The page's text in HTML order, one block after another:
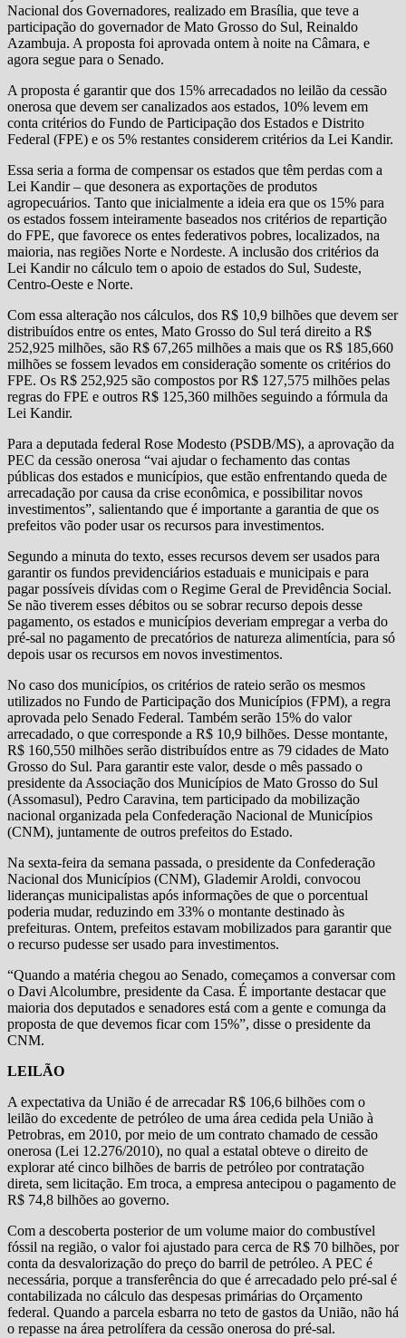
Nacional dos Governadores, realizado em Brasília, que teve a
participação do governador de Mato Grosso do Sul, Reinaldo
Azambuja. A proposta foi aprovada ontem à noite na Câmara, e
agora segue para o Senado.
A proposta é garantir que dos 15% arrecadados no leilão da cessão
onerosa que devem ser canalizados aos estados, 10% levem em
conta critérios do Fundo de Participação dos Estados e Distrito
Federal (FPE) e os 5% restantes considerem critérios da Lei Kandir.
Essa seria a forma de compensar os estados que têm perdas com a
Lei Kandir – que desonera as exportações de produtos
agropecuários. Tanto que inicialmente a ideia era que os 15% para
os estados fossem inteiramente baseados nos critérios de repartição
do FPE, que favorece os entes federativos pobres, localizados, na
maioria, nas regiões Norte e Nordeste. A inclusão dos critérios da
Lei Kandir no cálculo tem o apoio de estados do Sul, Sudeste,
Centro-Oeste e Norte.
Com essa alteração nos cálculos, dos R$ 10,9 bilhões que devem ser
distribuídos entre os entes, Mato Grosso do Sul terá direito a R$
252,925 milhões, são R$ 67,265 milhões a mais que os R$ 185,660
milhões se fossem levados em consideração somente os critérios do
FPE. Os R$ 252,925 são compostos por R$ 127,575 milhões pelas
regras do FPE e outros R$ 125,360 milhões seguindo a fórmula da
Lei Kandir.
Para a deputada federal Rose Modesto (PSDB/MS), a aprovação da
PEC da cessão onerosa “vai ajudar o fechamento das contas
públicas dos estados e municípios, que estão enfrentando queda de
arrecadação por causa da crise econômica, e possibilitar novos
investimentos”, salientando que é importante a garantia de que os
prefeitos vão poder usar os recursos para investimentos.
Segundo a minuta do texto, esses recursos devem ser usados para
garantir os fundos previdenciários estaduais e municipais e para
pagar possíveis dívidas com o Regime Geral de Previdência Social.
Se não tiverem esses débitos ou se sobrar recurso depois desse
pagamento, os estados e municípios deveriam empregar a verba do
pré-sal no pagamento de precatórios de natureza alimentícia, para só
depois usar os recursos em novos investimentos.
No caso dos municípios, os critérios de rateio serão os mesmos
utilizados no Fundo de Participação dos Municípios (FPM), a regra
aprovada pelo Senado Federal. Também serão 15% do valor
arrecadado, o que corresponde a R$ 10,9 bilhões. Desse montante,
R$ 160,550 milhões serão distribuídos entre as 79 cidades de Mato
Grosso do Sul. Para garantir este valor, desde o mês passado o
presidente da Associação dos Municípios de Mato Grosso do Sul
(Assomasul), Pedro Caravina, tem participado da mobilização
nacional organizada pela Confederação Nacional de Municípios
(CNM), juntamente de outros prefeitos do Estado.
Na sexta-feira da semana passada, o presidente da Confederação
Nacional dos Municípios (CNM), Glademir Aroldi, convocou
lideranças municipalistas após informações de que o porcentual
poderia mudar, reduzindo em 33% o montante destinado às
prefeituras. Ontem, prefeitos estavam mobilizados para garantir que
o recurso pudesse ser usado para investimentos.
“Quando a matéria chegou ao Senado, começamos a conversar com
o Davi Alcolumbre, presidente da Casa. É importante destacar que
maioria dos deputados e senadores está com a gente e comunga da
proposta de que devemos ficar com 15%”, disse o presidente da
CNM.
LEILÃO
A expectativa da União é de arrecadar R$ 106,6 bilhões com o
leilão do excedente de petróleo de uma área cedida pela União à
Petrobras, em 2010, por meio de um contrato chamado de cessão
onerosa (Lei 12.276/2010), no qual a estatal obteve o direito de
explorar até cinco bilhões de barris de petróleo por contratação
direta, sem licitação. Em troca, a empresa antecipou o pagamento de
R$ 74,8 bilhões ao governo.
Com a descoberta posterior de um volume maior do combustível
fóssil na região, o valor foi ajustado para cerca de R$ 70 bilhões, por
conta da desvalorização do preço do barril de petróleo. A PEC é
necessária, porque a transferência do que é arrecadado pelo pré-sal é
contabilizada no cálculo das despesas primárias do Orçamento
federal. Quando a parcela esbarra no teto de gastos da União, não há
o repasse na área petrolífera da cessão onerosa do pré-sal.